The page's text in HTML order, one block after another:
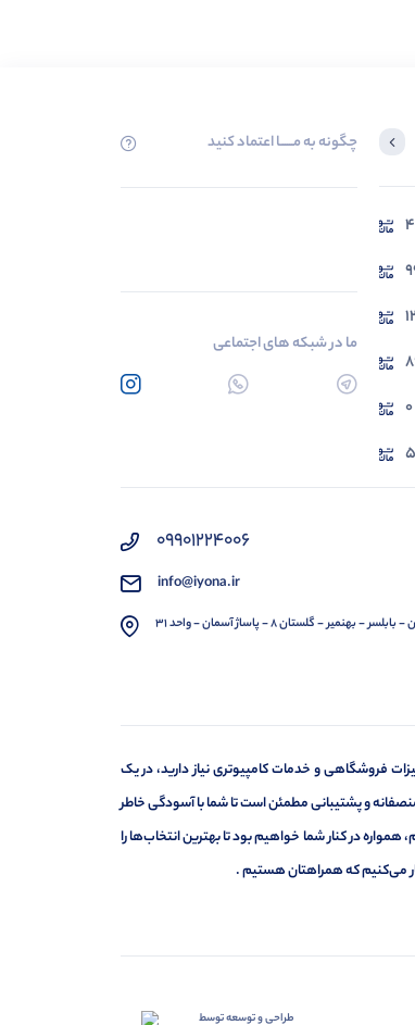
0
چگونه به مــــــا اعتماد کنید
ما در شبکه های اجتماعی
09901224006
info@iyona.ir
- بهنمیر - گلستان 8 - پاساژ آسمان - واحد 31
فروشگاهی و خدمات کامپیوتری نیاز دارید، در یک
و پشتیبانی مطمئن است تا شما با آسودگی خاطر
همواره در کنار شما خواهیم بود تا بهترین انتخاب‌ها را
می‌کنیم که همراهتان هستیم .
طراحی و توسعه توسط